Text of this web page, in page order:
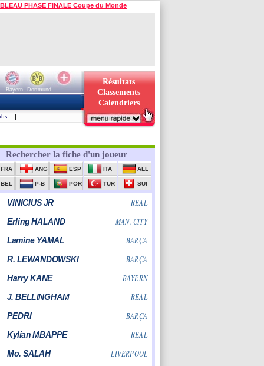
PHASE FINALE Coupe du Monde
Bayern
Dortmund
Résultats
Classements
Calendriers
|